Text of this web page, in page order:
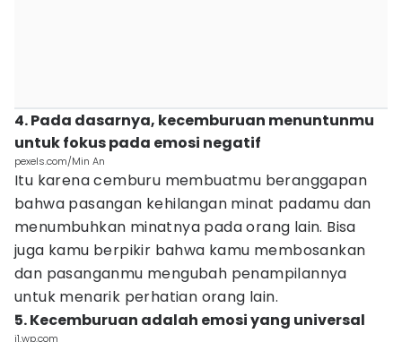
4. Pada dasarnya, kecemburuan menuntunmu
untuk fokus pada emosi negatif
pexels.com/Min An
Itu karena cemburu membuatmu beranggapan
bahwa pasangan kehilangan minat padamu dan
menumbuhkan minatnya pada orang lain. Bisa
juga kamu berpikir bahwa kamu membosankan
dan pasanganmu mengubah penampilannya
untuk menarik perhatian orang lain.
5. Kecemburuan adalah emosi yang universal
i1.wp.com